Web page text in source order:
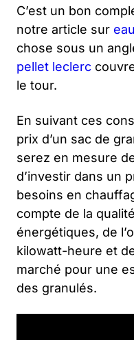
C’est un bon
notre article sur
chose sous un
pellet leclerc
le tour.
En suivant ces
prix d’un sac de
serez en mesure
d’investir dans un
besoins en
compte de la
énergétiques, de
kilowatt-heure et
marché pour une
des granulés.